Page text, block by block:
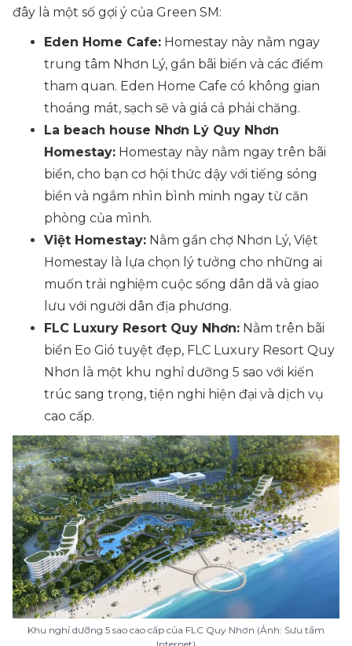
đây là một số gợi ý của Green SM:
Eden Home Cafe: Homestay này nằm ngay
trung tâm Nhơn Lý, gần bãi biển và các điểm
tham quan. Eden Home Cafe có không gian
thoáng mát, sạch sẽ và giá cả phải chăng.
La beach house Nhơn Lý Quy Nhơn
Homestay: Homestay này nằm ngay trên bãi
biển, cho bạn cơ hội thức dậy với tiếng sóng
biển và ngắm nhìn bình minh ngay từ căn
phòng của mình.
Việt Homestay: Nằm gần chợ Nhơn Lý, Việt
Homestay là lựa chọn lý tưởng cho những ai
muốn trải nghiệm cuộc sống dân dã và giao
lưu với người dân địa phương.
FLC Luxury Resort Quy Nhơn: Nằm trên bãi
biển Eo Gió tuyệt đẹp, FLC Luxury Resort Quy
Nhơn là một khu nghỉ dưỡng 5 sao với kiến
trúc sang trọng, tiện nghi hiện đại và dịch vụ
cao cấp.
Khu nghỉ dưỡng 5 sao cao cấp của FLC Quy Nhơn (Ảnh: Sưu tầm